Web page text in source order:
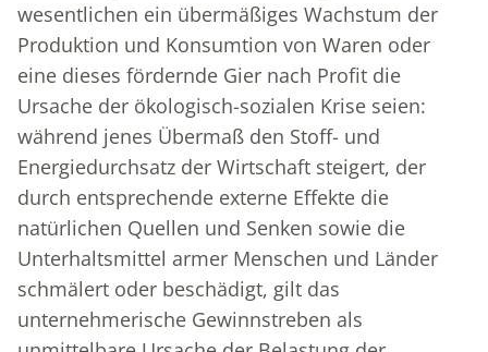
wesentlichen ein übermäßiges Wachstum der
Produktion und Konsumtion von Waren oder
eine dieses fördernde Gier nach Profit die
Ursache der ökologisch-sozialen Krise seien:
während jenes Übermaß den Stoff- und
Energiedurchsatz der Wirtschaft steigert, der
durch entsprechende externe Effekte die
natürlichen Quellen und Senken sowie die
Unterhaltsmittel armer Menschen und Länder
schmälert oder beschädigt, gilt das
unternehmerische Gewinnstreben als